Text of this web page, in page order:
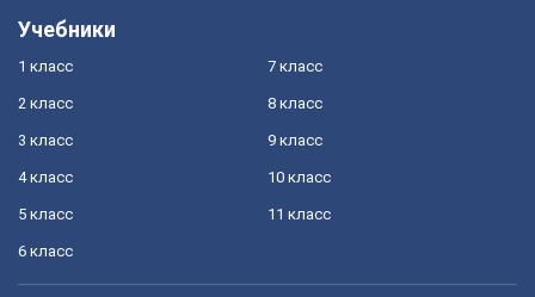
Учебники
1 класс
2 класс
3 класс
4 класс
5 класс
6 класс
7 класс
8 класс
9 класс
10 класс
11 класс